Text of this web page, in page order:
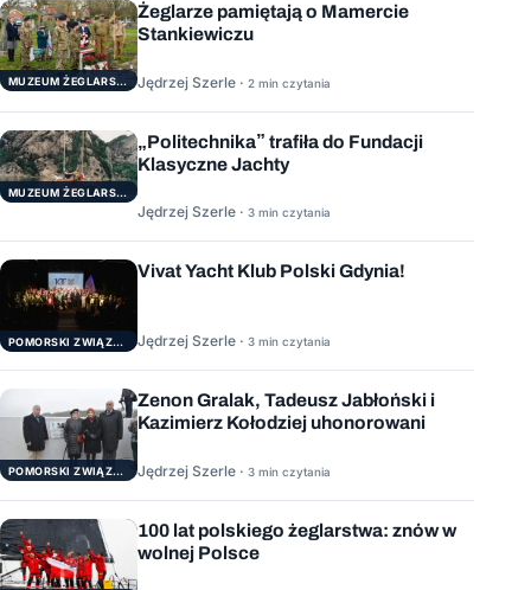
MUZEUM ŻEGLARSTWA POMORSKIEGO
Żeglarze pamiętają o Mamercie
Stankiewiczu
Jędrzej Szerle · 2 min czytania
MUZEUM ŻEGLARSTWA POMORSKIEGO
„Politechnika” trafiła do Fundacji
Klasyczne Jachty
Jędrzej Szerle · 3 min czytania
POMORSKI ZWIĄZEK ŻEGLARSKI
Vivat Yacht Klub Polski Gdynia!
Jędrzej Szerle · 3 min czytania
POMORSKI ZWIĄZEK ŻEGLARSKI
Zenon Gralak, Tadeusz Jabłoński i
Kazimierz Kołodziej uhonorowani
Jędrzej Szerle · 3 min czytania
100 lat polskiego żeglarstwa: znów w
wolnej Polsce